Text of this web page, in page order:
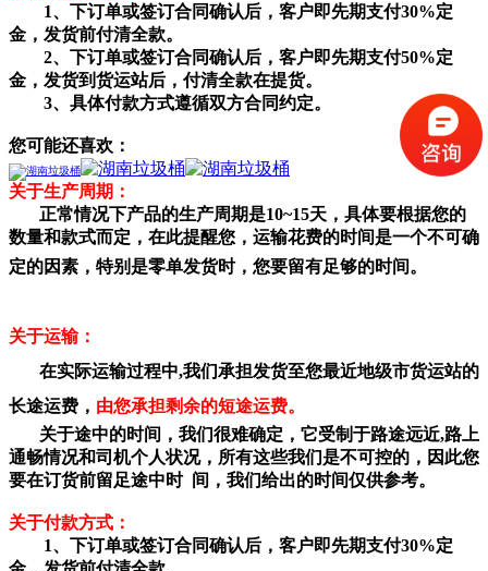
1、下订单或签订合同确认后，客户即先期支付30%定
金，发货前付清全款。
2、下订单或签订合同确认后，客户即先期支付50%定
金，发货到货运站后，付清全款在提货。
3、具体付款方式遵循双方合同约定。
您可能还喜欢：
关于生产周期：
正常情况下产品的生产周期是10~15天，具体要根据您的
数量和款式而定，在此提醒您，运输花费的时间是一个不可确
定的因素，特别是零单发货时，您要留有足够的时间。
关于运输：
在实际运输过程中,我们承担发货至您最近地级市货运站的
长途运费， 由您承担剩余的短途运费。
关于途中的时间，我们很难确定，它受制于路途远近,路上
通畅情况和司机个人状况，所有这些我们是不可控的，因此您
要在订货前留足途中时 间，我们给出的时间仅供参考。
关于付款方式：
1、下订单或签订合同确认后，客户即先期支付30%定